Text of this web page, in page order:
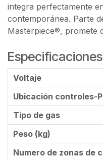
integra perfectamente
contemporánea. Parte
Masterpiece®, promete
Especificaciones
Voltaje
Ubicación controles-
Tipo de gas
Peso (kg)
Numero de zonas de